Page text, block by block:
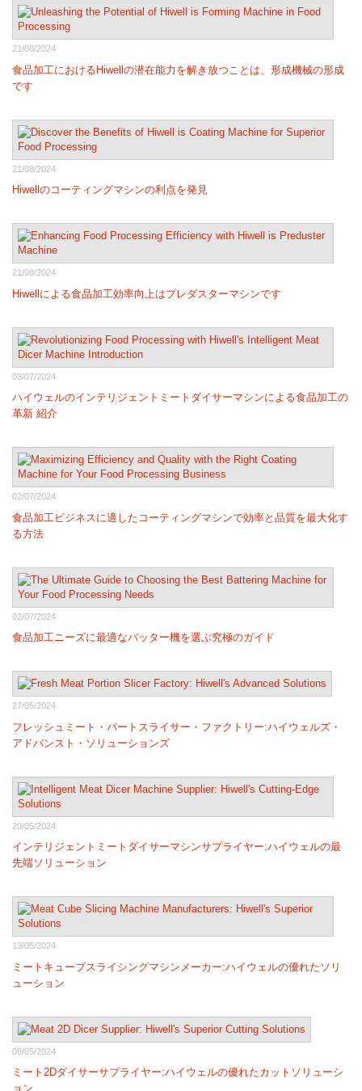
21/08/2024
食品加工におけるHiwellの潜在能力を解き放つことは、形成機械の形成
です
21/08/2024
Hiwellのコーティングマシンの利点を発見
21/08/2024
Hiwellによる食品加工効率向上はプレダスターマシンです
03/07/2024
ハイウェルのインテリジェントミートダイサーマシンによる食品加工の
革新 紹介
02/07/2024
食品加工ビジネスに適したコーティングマシンで効率と品質を最大化す
る方法
02/07/2024
食品加工ニーズに最適なバッター機を選ぶ究極のガイド
27/05/2024
フレッシュミート・パートスライサー・ファクトリー:ハイウェルズ・
アドバンスト・ソリューションズ
20/05/2024
インテリジェントミートダイサーマシンサプライヤー:ハイウェルの最
先端ソリューション
13/05/2024
ミートキューブスライシングマシンメーカー:ハイウェルの優れたソリ
ューション
08/05/2024
ミート2Dダイサーサプライヤー:ハイウェルの優れたカットソリューシ
ョン